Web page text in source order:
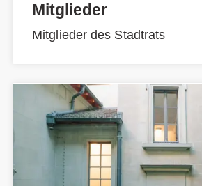
Mitglieder
Mitglieder des Stadtrats